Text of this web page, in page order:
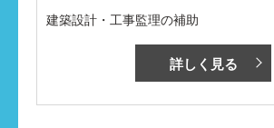
建築設計・工事監理の補助
詳しく見る